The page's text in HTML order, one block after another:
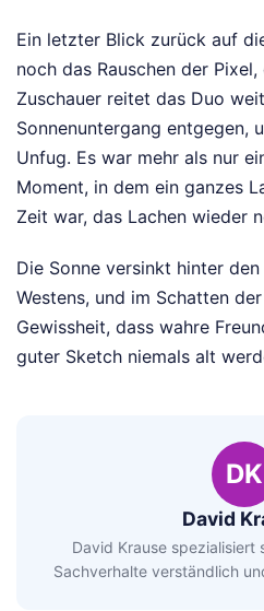
Ein letzter Blick zurück auf
noch das Rauschen der
Zuschauer reitet das Duo
Sonnenuntergang entgegen,
Unfug. Es war mehr als nur
Moment, in dem ein ganzes
Zeit war, das Lachen wieder
Die Sonne versinkt hinter
Westens, und im Schatten
Gewissheit, dass wahre
guter Sketch niemals alt
DK
David
David Krause spezialisiert
Sachverhalte verständlich